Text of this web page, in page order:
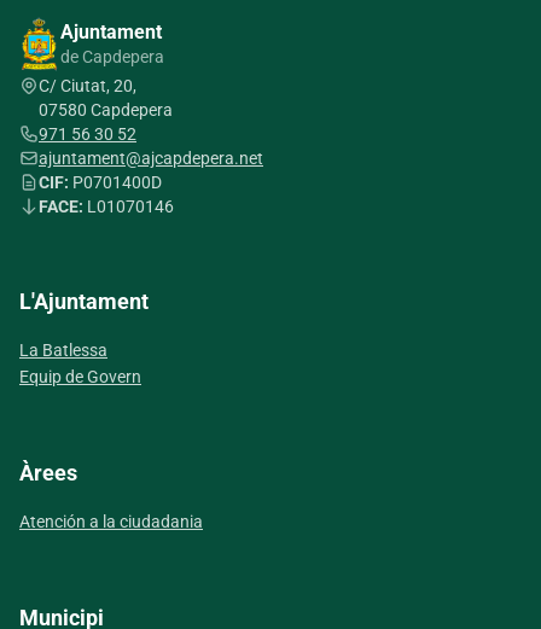
Ajuntament
de Capdepera
C/ Ciutat, 20,
07580 Capdepera
971 56 30 52
ajuntament@ajcapdepera.net
CIF: P0701400D
FACE: L01070146
L'Ajuntament
La Batlessa
Equip de Govern
Àrees
Atención a la ciudadania
Municipi